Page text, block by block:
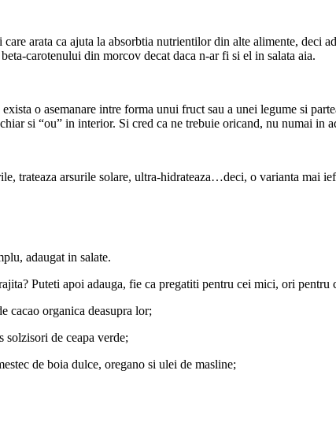
arata ca ajuta la absorbtia nutrientilor din alte alimente, deci
carotenului din morcov decat daca n-ar fi si el in salata aia.
o asemanare intre forma unui fruct sau a unei legume si
si “ou” in interior. Si cred ca ne trebuie oricand, nu numai in
trateaza arsurile solare, ultra-hidrateaza…deci, o varianta mai
adaugat in salate.
Puteti apoi adauga, fie ca pregatiti pentru cei mici, ori pentru
organica deasupra lor;
de ceapa verde;
de boia dulce, oregano si ulei de masline;